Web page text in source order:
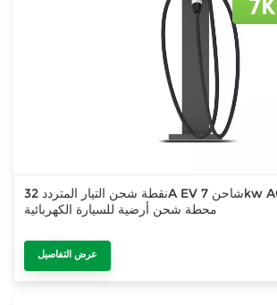
نقطة شحن التيار المتردد 32A EV شاحن 7kw AC 220V 380V
محطة شحن أرضية للسيارة الكهربائية
عرض التفاصيل